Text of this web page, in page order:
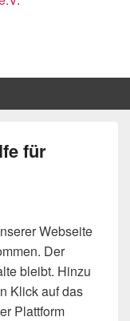
für
Webseite
Der
bleibt. Hinzu
Klick auf das
Plattform